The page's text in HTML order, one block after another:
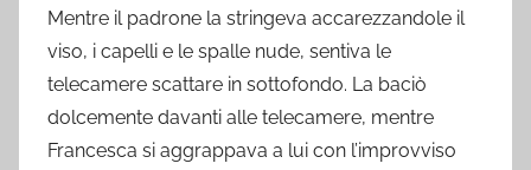
Mentre il padrone la stringeva accarezzandole il
viso, i capelli e le spalle nude, sentiva le
telecamere scattare in sottofondo. La baciò
dolcemente davanti alle telecamere, mentre
Francesca si aggrappava a lui con l’improvviso